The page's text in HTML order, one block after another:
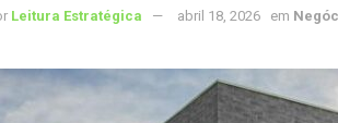
Leitura Estratégica abril 18, 2026 em